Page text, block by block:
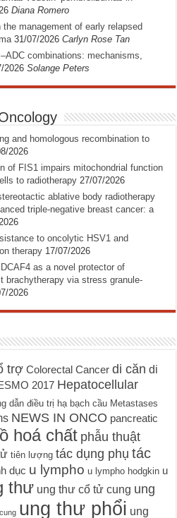
Diana Romero
management of early relapsed
31/07/2026 Carlyn Rose Tan
combinations: mechanisms,
2026 Solange Peters
and homologous recombination to
2026
of FIS1 impairs mitochondrial function
to radiotherapy 27/07/2026
ablative body radiotherapy
triple-negative breast cancer: a
to oncolytic HSV1 and
therapy 17/07/2026
as a novel protector of
brachytherapy via stress granule-
2026
trợ Colorectal Cancer di căn di
2017 Hepatocellular
dẫn điều trị hạ bạch cầu Metastases
NEWS IN ONCO pancreatic
hoá chất phẫu thuật
tiên lượng tác dụng phụ tác
dục u lympho u lympho hodgkin u
thư ung thư cổ tử cung ung
ung thư phổi ung